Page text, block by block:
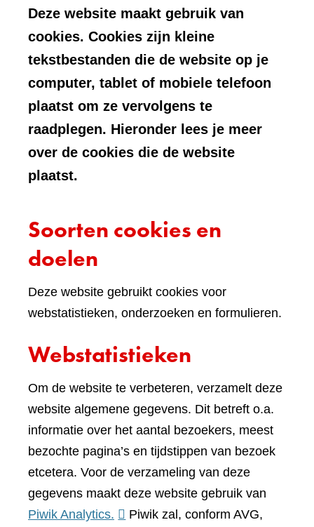
Deze website maakt gebruik van
cookies. Cookies zijn kleine
tekstbestanden die de website op je
computer, tablet of mobiele telefoon
plaatst om ze vervolgens te
raadplegen. Hieronder lees je meer
over de cookies die de website
plaatst.
Soorten cookies en
doelen
Deze website gebruikt cookies voor
webstatistieken, onderzoeken en formulieren.
Webstatistieken
Om de website te verbeteren, verzamelt deze
website algemene gegevens. Dit betreft o.a.
informatie over het aantal bezoekers, meest
bezochte pagina’s en tijdstippen van bezoek
etcetera. Voor de verzameling van deze
gegevens maakt deze website gebruik van
Piwik Analytics. (verwijst
Piwik zal, conform AVG,